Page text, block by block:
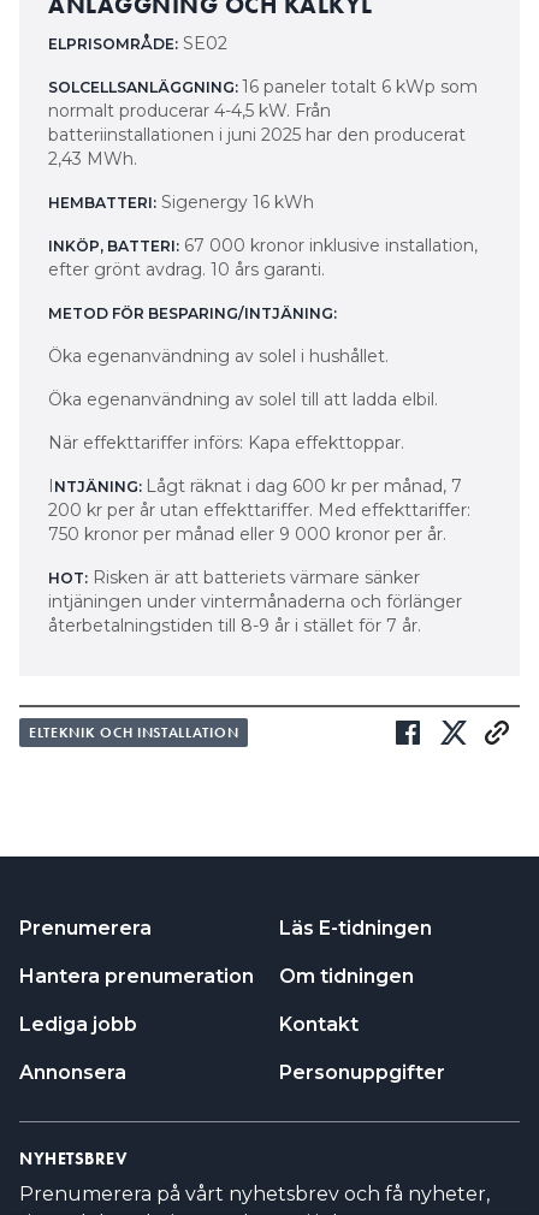
ELPRISOMRÅDE: SE02
SOLCELLSANLÄGGNING: 16 paneler totalt 6 kWp som
normalt producerar 4-4,5 kW. Från
batteriinstallationen i juni 2025 har den producerat
2,43 MWh.
HEMBATTERI: Sigenergy 16 kWh
INKÖP, BATTERI: 67 000 kronor inklusive installation,
efter grönt avdrag. 10 års garanti.
METOD FÖR BESPARING/INTJÄNING:
Öka egenanvändning av solel i hushållet.
Öka egenanvändning av solel till att ladda elbil.
När effekttariffer införs: Kapa effekttoppar.
NTJÄNING: Lågt räknat i dag 600 kr per månad, 7
200 kr per år utan effekttariffer. Med effekttariffer:
750 kronor per månad eller 9 000 kronor per år.
HOT: Risken är att batteriets värmare sänker
intjäningen under vintermånaderna och förlänger
återbetalningstiden till 8-9 år i stället för 7 år.
ELTEKNIK OCH INSTALLATION
Prenumerera
Hantera prenumeration
Lediga jobb
Annonsera
Läs E-tidningen
Om tidningen
Kontakt
Personuppgifter
NYHETSBREV
Prenumerera på vårt nyhetsbrev och få nyheter,